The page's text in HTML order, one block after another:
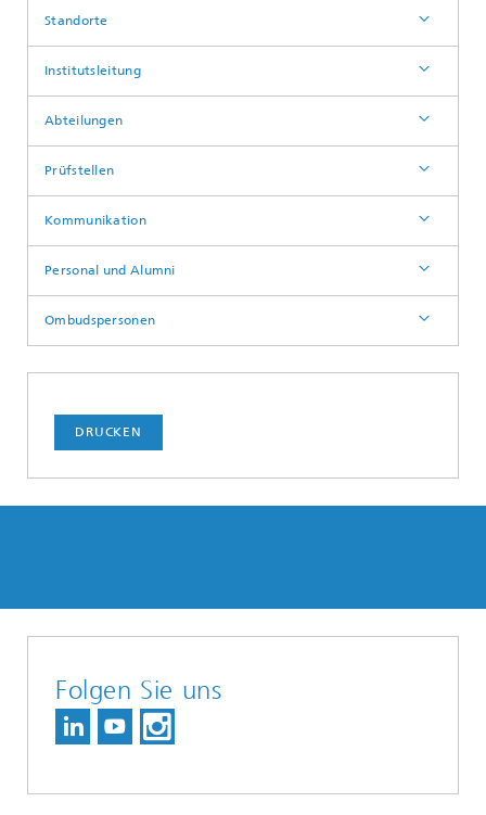
Standorte
Institutsleitung
Abteilungen
Prüfstellen
Kommunikation
Personal und Alumni
Ombudspersonen
DRUCKEN
Folgen Sie uns